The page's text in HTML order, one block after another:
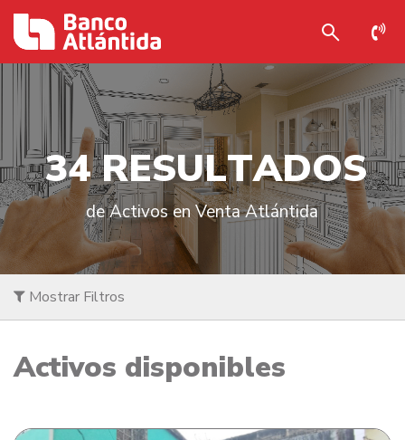
34 RESULTADOS
de Activos en Venta Atlántida
Mostrar Filtros
Activos disponibles